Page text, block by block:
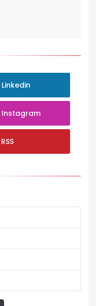
Linkedin
Instagram
RSS